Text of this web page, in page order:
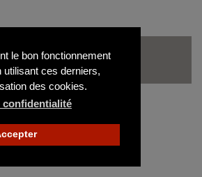
le bon fonctionnement
ces derniers,
des cookies.
confidentialité
de Lancia
le site